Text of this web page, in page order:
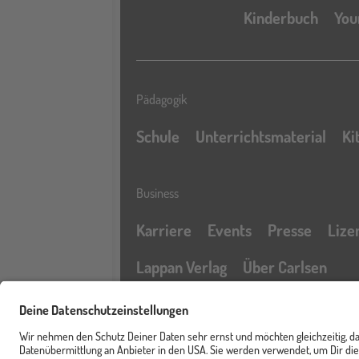
Profil
Kinderbuch
Pädagogik
Schule Unterrichtsmaterial
Business
Karriere Events Presse
Lappan Verlag
Über Carlsen